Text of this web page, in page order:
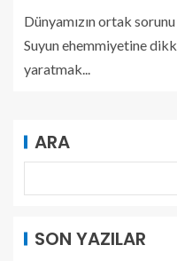
Dünyamızın ortak
Suyun ehemmiyetine
yaratmak...
ARA
SON YAZILAR